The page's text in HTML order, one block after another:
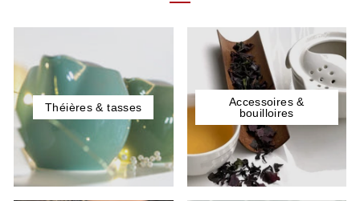
Théières & tasses
Accessoires &
bouilloires